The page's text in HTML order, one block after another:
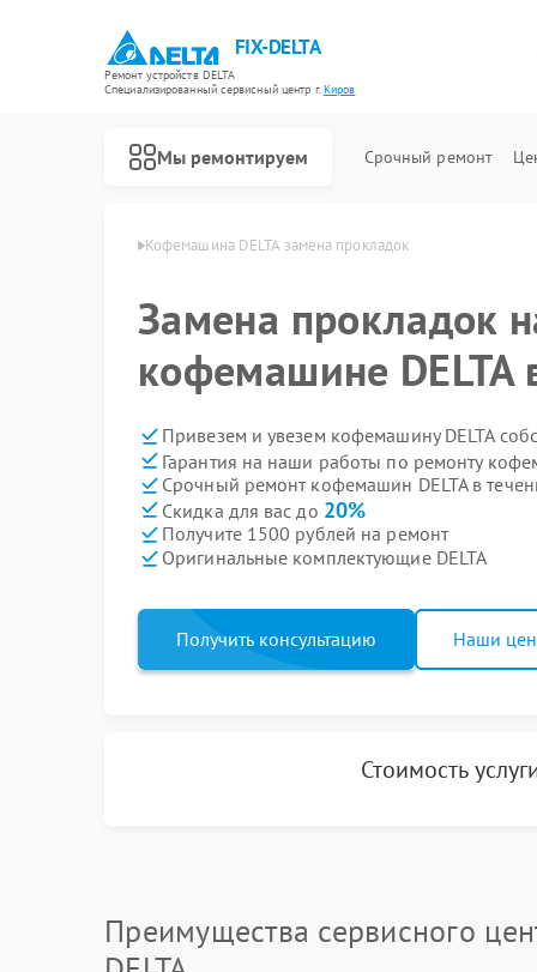
FIX-DELTA
Ремонт устройств DELTA
Специализированный cервисный центр г.Киров
Мы ремонтируем Срочный ремонт
Кофемашина DELTA замена прокладок
Замена прокладок
кофемашине DELTA
Привезем и увезем кофемашину DELTA
Гарантия на наши работы по ремонту
Срочный ремонт кофемашин DELTA в
Скидка для вас до 20%
Получите 1500 рублей на ремонт
Оригинальные комплектующие DELTA
Получить консультацию Наши
Стоимость
Преимущества сервисного